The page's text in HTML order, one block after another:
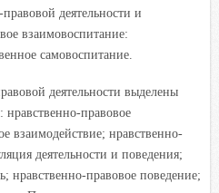
деятельности и
взаимовоспитание:
самовоспитание.
деятельности выделены
правовое
взаимодействие; нравственно-
деятельности и поведения;
нравственно-правовое поведение;